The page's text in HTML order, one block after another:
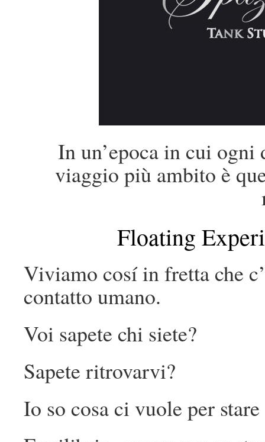
In un’epoca in cui
viaggio più ambito è
Floating
Viviamo cosí in fretta che
contatto umano.
Voi sapete chi siete?
Sapete ritrovarvi?
Io so cosa ci vuole per